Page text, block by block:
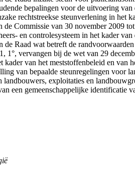
bepalingen voor de uitvoering
rechtstreekse steunverlening in het
Commissie van 30 november 2009
en controlesysteem in het kader
Raad wat betreft de
1°, vervangen bij de wet van 29
kader van het meststoffenbeleid en
van bepaalde steunregelingen voor
landbouwers, exploitaties en
een gemeenschappelijke identificatie